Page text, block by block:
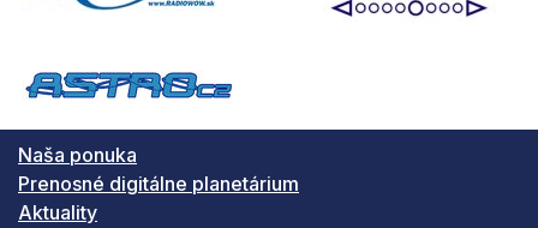
Naša ponuka
Prenosné digitálne planetárium
Aktuality